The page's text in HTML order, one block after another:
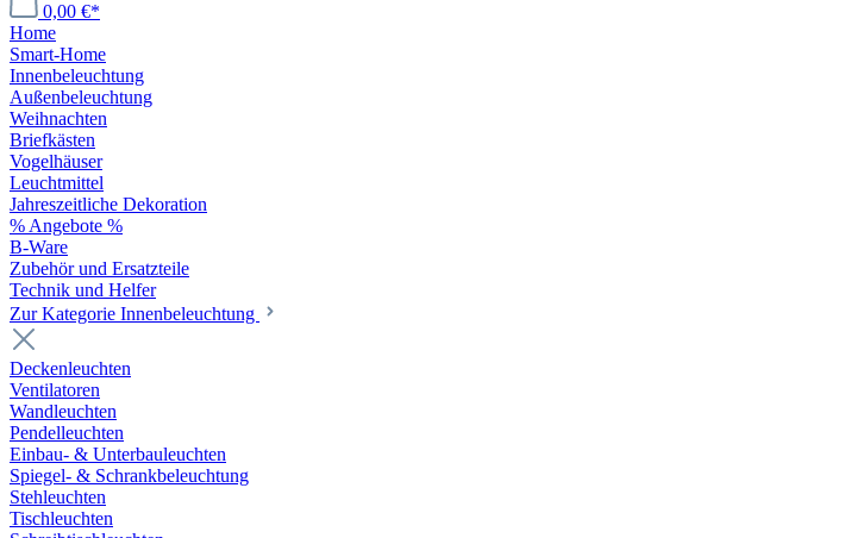
0,00 €*
Home
Smart-Home
Innenbeleuchtung
Außenbeleuchtung
Weihnachten
Briefkästen
Vogelhäuser
Leuchtmittel
Jahreszeitliche Dekoration
% Angebote %
B-Ware
Zubehör und Ersatzteile
Technik und Helfer
Zur Kategorie Innenbeleuchtung
Deckenleuchten
Ventilatoren
Wandleuchten
Pendelleuchten
Einbau- & Unterbauleuchten
Spiegel- & Schrankbeleuchtung
Stehleuchten
Tischleuchten